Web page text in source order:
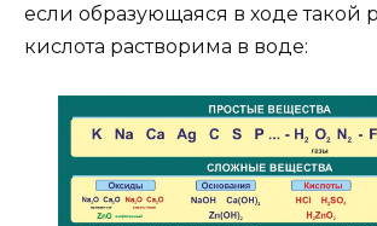
если образующаяся в ходе такой
кислота растворима в воде: